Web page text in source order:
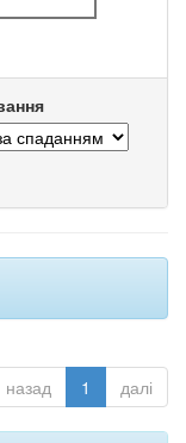
назад 1 далі